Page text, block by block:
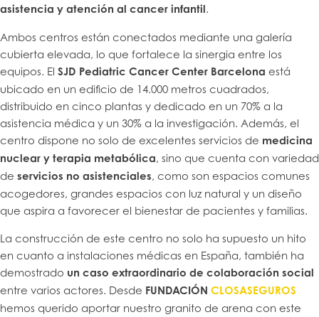
asistencia y atención al cancer infantil.
Ambos centros están conectados mediante una galería
cubierta elevada, lo que fortalece la sinergia entre los
equipos. El SJD Pediatric Cancer Center Barcelona está
ubicado en un edificio de 14.000 metros cuadrados,
distribuido en cinco plantas y dedicado en un 70% a la
asistencia médica y un 30% a la investigación. Además, el
centro dispone no solo de excelentes servicios de medicina
nuclear y terapia metabólica, sino que cuenta con variedad
de servicios no asistenciales, como son espacios comunes
acogedores, grandes espacios con luz natural y un diseño
que aspira a favorecer el bienestar de pacientes y familias.
La construcción de este centro no solo ha supuesto un hito
en cuanto a instalaciones médicas en España, también ha
demostrado un caso extraordinario de colaboración social
entre varios actores. Desde FUNDACIÓN CLOSASEGUROS
hemos querido aportar nuestro granito de arena con este